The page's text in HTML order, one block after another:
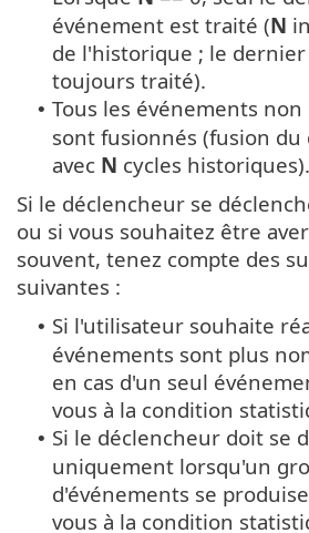
événement est traité (N
de l'historique ; le
toujours traité).
• Tous les événements
sont fusionnés (fusion du
avec N cycles historiques).
Si le déclencheur se
ou si vous souhaitez être
souvent, tenez compte des
suivantes :
• Si l'utilisateur souhaite
événements sont plus
en cas d'un seul
vous à la condition
• Si le déclencheur doit se
uniquement lorsqu'un
d'événements se
vous à la condition